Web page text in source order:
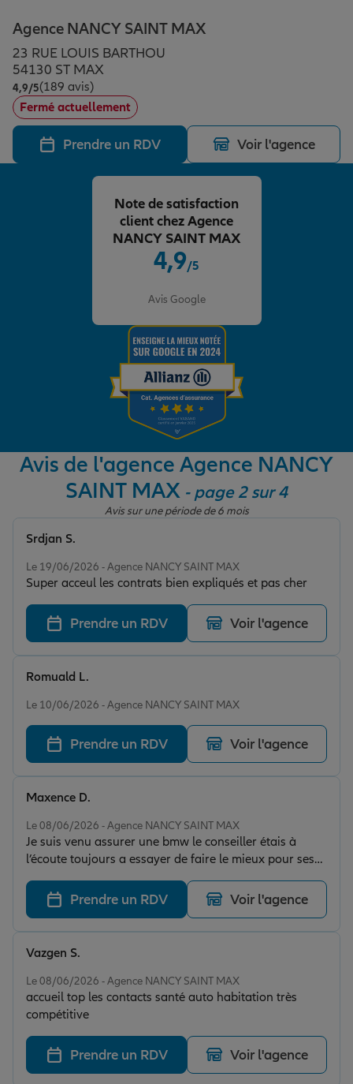
Assurance animal de compagnie
Protection juridique
Plan épargne retraite
Assurance vie
Placements financiers
Investissements immobiliers
Vos projets
Partir en vacances
Déménager
Changer de voiture
Conseil assurance
Assurance auto
Assurance habitation
Garantie des accidents de la vie
Assurance scolaire
Protection juridique
Retraite
Tous nos devis d'assurance
Agence NANCY SAINT MAX
23 RUE LOUIS BARTHOU
54130 ST MAX
4,9/5Note de 4.9 sur 5
(189 avis)
Fermé actuellement
Prendre un RDV Voir l'agence
4,9/5
Avis Google
Note de satisfaction
client chez Agence
NANCY SAINT MAX
Avis de l'agence Agence NANCY
SAINT MAX - page 2 sur 4
Avis sur une période de 6 mois
Le 19/06/2026 - Agence NANCY SAINT MAX
Super acceul les contrats bien expliqués et pas cher
Srdjan S.
Prendre un RDV Voir l'agence
Le 10/06/2026 - Agence NANCY SAINT MAX
Romuald L.
Prendre un RDV Voir l'agence
Le 08/06/2026 - Agence NANCY SAINT MAX
Je suis venu assurer une bmw le conseiller étais à
l’écoute toujours a essayer de faire le mieux pour ses
clients je vous conseille cette agence a 100%
Maxence D.
Prendre un RDV Voir l'agence
Le 08/06/2026 - Agence NANCY SAINT MAX
accueil top les contacts santé auto habitation très
compétitive
Vazgen S.
Prendre un RDV Voir l'agence